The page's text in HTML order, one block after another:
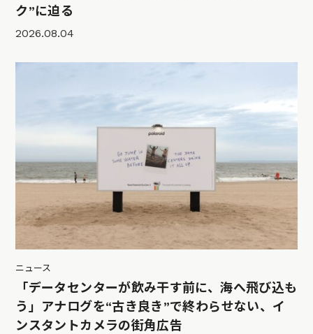
ク”に迫る
2026.08.04
ニュース
「データセンターが飲み干す前に、海へ飛び込も
う」アナログを“古き良き”で終わらせない、イ
ンスタントカメラの街角広告